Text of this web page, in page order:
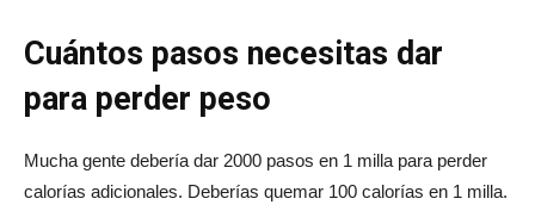
Cuántos pasos necesitas dar
para perder peso
Mucha gente debería dar 2000 pasos en 1 milla para perder
calorías adicionales. Deberías quemar 100 calorías en 1 milla.